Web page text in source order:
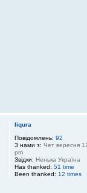
liqura
Повідомлень: 92
З нами з: Чет вересня
pm
Звідки: Ненька Україна
Has thanked: 51 time
Been thanked: 12 times